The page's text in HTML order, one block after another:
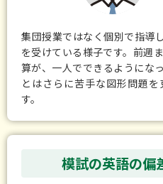
集団授業ではなく個別で指導
を受けている様子です。前週
算が、一人でできるようにな
とはさらに苦手な図形問題
す。
模試の英語の偏